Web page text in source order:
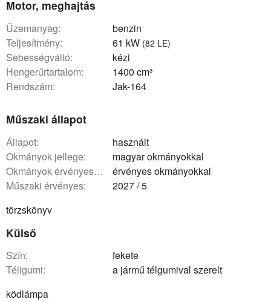
Motor, meghajtás
üzemanyag:
benzin
teljesítmény:
61 kW (82 LE)
sebességváltó:
kézi
hengerűrtartalom:
1400 cm³
rendszám:
Jak-164
Műszaki állapot
állapot:
használt
okmányok jellege:
magyar okmányokkal
okmányok érvényessége:
érvényes okmányokkal
műszaki érvényes:
2027 / 5
törzskönyv
Külső
szín:
fekete
téligumi:
a jármű télgumival szerelt
ködlámpa